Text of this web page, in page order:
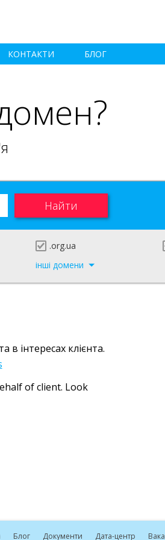
КОНТАКТИ БЛОГ
.org.ua
інші домени
в інтересах клієнта.
of client. Look
Блог Документи Дата-центр